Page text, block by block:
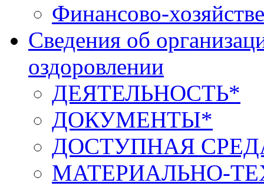
Финансово-
Сведения об
оздоровлении
ДЕЯТЕЛЬНОСТЬ*
ДОКУМЕНТЫ*
ДОСТУПНАЯ
МАТЕРИАЛЬНО-